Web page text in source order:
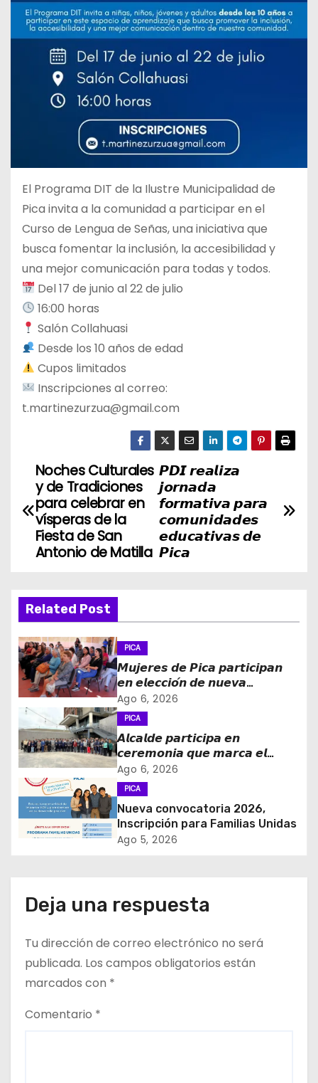
El Programa DIT de la Ilustre Municipalidad de
Pica invita a la comunidad a participar en el
Curso de Lengua de Señas, una iniciativa que
busca fomentar la inclusión, la accesibilidad y
una mejor comunicación para todas y todos.
Del 17 de junio al 22 de julio
16:00 horas
Salón Collahuasi
Desde los 10 años de edad
Cupos limitados
Inscripciones al correo:
t.martinezurzua@gmail.com
N
a
g
a
c
i
ó
n
d
e
e
t
a
d
a
𝙋𝘿𝙄 𝙧𝙚𝙖𝙡𝙞𝙯𝙖
𝙟𝙤𝙧𝙣𝙖𝙙𝙖
𝙛𝙤𝙧𝙢𝙖𝙩𝙞𝙫𝙖 𝙥𝙖𝙧𝙖
𝙘𝙤𝙢𝙪𝙣𝙞𝙙𝙖𝙙𝙚𝙨
𝙚𝙙𝙪𝙘𝙖𝙩𝙞𝙫𝙖𝙨 𝙙𝙚
𝙋𝙞𝙘𝙖
Noches Culturales
y de Tradiciones
para celebrar en
vísperas de la
Fiesta de San
Antonio de Matilla
Related Post
PICA
𝙈𝙪𝙟𝙚𝙧𝙚𝙨 𝙙𝙚 𝙋𝙞𝙘𝙖 𝙥𝙖𝙧𝙩𝙞𝙘𝙞𝙥𝙖𝙣
𝙚𝙣 𝙚𝙡𝙚𝙘𝙘𝙞𝙤́𝙣 𝙙𝙚 𝙣𝙪𝙚𝙫𝙖
𝙙𝙞𝙧𝙚𝙘𝙩𝙞𝙫𝙖 𝙙𝙚 𝙡𝙖 𝙈𝙚𝙨𝙖 𝙙𝙚 𝙡𝙖
𝙈𝙪𝙟𝙚𝙧 𝙍𝙪𝙧𝙖𝙡 𝙚 𝙄𝙣𝙙𝙞́𝙜𝙚𝙣𝙖
Ago 6, 2026
PICA
𝘼𝙡𝙘𝙖𝙡𝙙𝙚 𝙥𝙖𝙧𝙩𝙞𝙘𝙞𝙥𝙖 𝙚𝙣
𝙘𝙚𝙧𝙚𝙢𝙤𝙣𝙞𝙖 𝙦𝙪𝙚 𝙢𝙖𝙧𝙘𝙖 𝙚𝙡
𝙞𝙣𝙜𝙧𝙚𝙨𝙤 𝙙𝙚 𝙚𝙜𝙧𝙚𝙨𝙖𝙙𝙤𝙨 𝙙𝙚𝙡
𝙇𝙞𝙘𝙚𝙤 𝘽𝙞𝙘𝙚𝙣𝙩𝙚𝙣𝙖𝙧𝙞𝙤 𝙋𝙖𝙙𝙧𝙚
𝘼𝙡𝙗𝙚𝙧𝙩𝙤 𝙃𝙪𝙧𝙩𝙖𝙙𝙤 𝙙𝙚 𝙋𝙞𝙘𝙖 𝙖 𝙡𝙖
𝙞𝙣𝙙𝙪𝙨𝙩𝙧𝙞𝙖 𝙢𝙞𝙣𝙚𝙧𝙖
Ago 6, 2026
PICA
Nueva convocatoria 2026,
Inscripción para Familias Unidas
Ago 5, 2026
Deja una respuesta
Tu dirección de correo electrónico no será
publicada. Los campos obligatorios están
marcados con *
Comentario *